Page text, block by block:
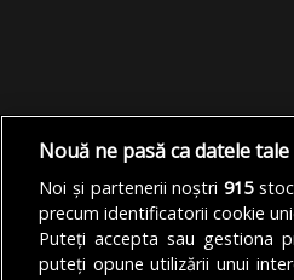
Nouă ne pasă ca datele
Noi și partenerii noștri915
precum identificatorii cookie
Puteți accepta sau gestiona
puteți opune utilizării unui